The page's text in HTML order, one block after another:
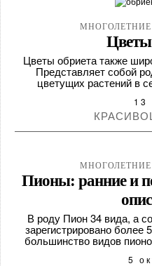
Цветы
Цветы обриета также
Представляет собой
цветущих растений в
13
Пионы: ранние и
В роду Пион 34 вида, а
зарегистрировано
большинство видов
5